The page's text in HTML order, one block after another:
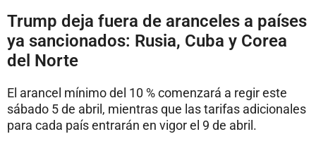
Trump deja fuera de aranceles a países
ya sancionados: Rusia, Cuba y Corea
del Norte
El arancel mínimo del 10 % comenzará a regir este
sábado 5 de abril, mientras que las tarifas adicionales
para cada país entrarán en vigor el 9 de abril.